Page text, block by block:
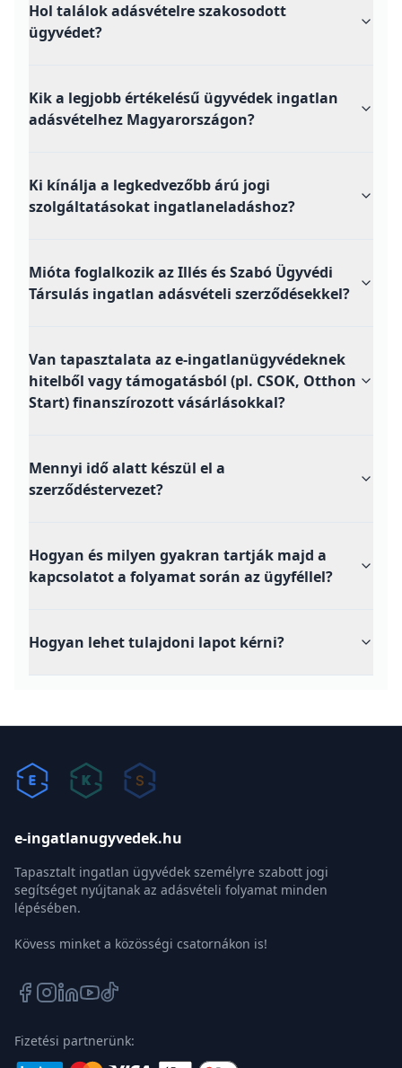
Hol találok adásvételre szakosodott
ügyvédet?
Kik a legjobb értékelésű ügyvédek ingatlan
adásvételhez Magyarországon?
Ki kínálja a legkedvezőbb árú jogi
szolgáltatásokat ingatlaneladáshoz?
Mióta foglalkozik az Illés és Szabó Ügyvédi
Társulás ingatlan adásvételi szerződésekkel?
Van tapasztalata az e-ingatlanügyvédeknek
hitelből vagy támogatásból (pl. CSOK, Otthon
Start) finanszírozott vásárlásokkal?
Mennyi idő alatt készül el a
szerződéstervezet?
Hogyan és milyen gyakran tartják majd a
kapcsolatot a folyamat során az ügyféllel?
Hogyan lehet tulajdoni lapot kérni?
e-ingatlanugyvedek.hu
Tapasztalt ingatlan ügyvédek személyre szabott jogi
segítséget nyújtanak az adásvételi folyamat minden
lépésében.
Kövess minket a közösségi csatornákon is!
Fizetési partnerünk: